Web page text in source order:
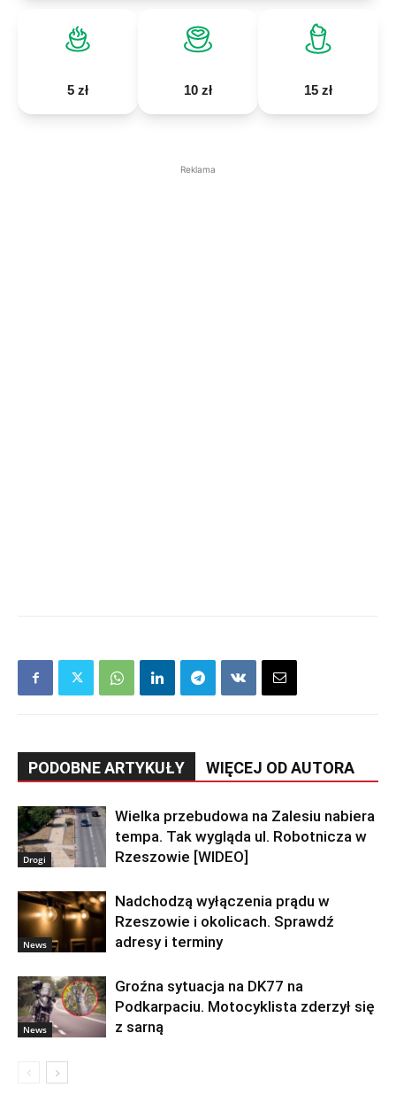
5 zł 10 zł 15 zł
Reklama
PODOBNE ARTYKUŁY WIĘCEJ OD AUTORA
Drogi
Wielka przebudowa na Zalesiu nabiera
tempa. Tak wygląda ul. Robotnicza w
Rzeszowie [WIDEO]
News
Nadchodzą wyłączenia prądu w
Rzeszowie i okolicach. Sprawdź
adresy i terminy
News
Groźna sytuacja na DK77 na
Podkarpaciu. Motocyklista zderzył się
z sarną